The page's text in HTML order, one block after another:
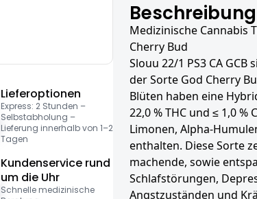
Lieferoptionen
Express: 2 Stunden –
Selbstabholung –
Lieferung innerhalb von 1–2
Tagen
Kundenservice rund
um die Uhr
Schnelle medizinische
Beschreibung
Medizinische Cannabis
Cherry Bud
Slouu 22/1 PS3 CA
der Sorte God Cherry
Blüten haben eine
22,0 % THC und ≤ 1,0 %
Limonen, Alpha-
enthalten. Diese Sorte
machende, sowie
Schlafstörungen,
Angstzuständen und